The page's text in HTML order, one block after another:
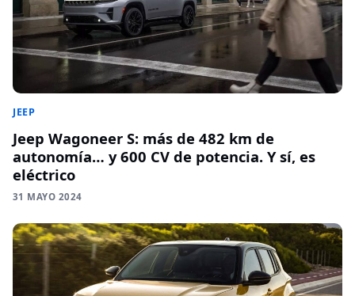
JEEP
Jeep Wagoneer S: más de 482 km de
autonomía… y 600 CV de potencia. Y sí, es
eléctrico
31 MAYO 2024